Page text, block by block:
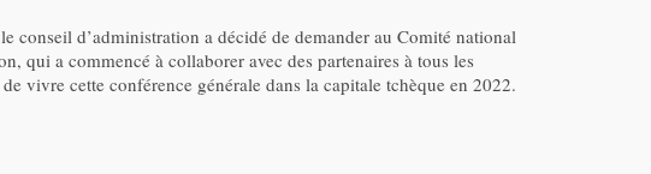
d’administration a décidé de demander au Comité national
qui a commencé à collaborer avec des partenaires à tous les
vivre cette conférence générale dans la capitale tchèque en 2022.